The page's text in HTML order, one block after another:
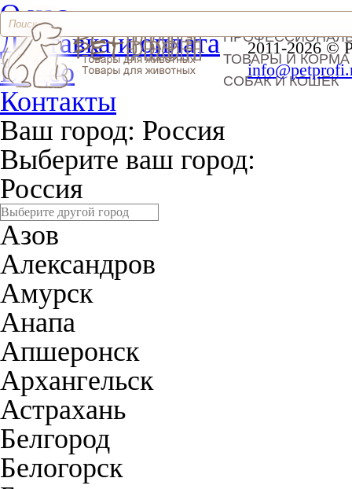
О нас
Доставка и оплата
Видео
Контакты
Ваш город: Россия
Выберите ваш город:
Россия
Азов
Александров
Амурск
Анапа
Апшеронск
Архангельск
Астрахань
Белгород
Белогорск
ТОВАРЫ И
СОБАК И КОШЕК
2011-2026 ©